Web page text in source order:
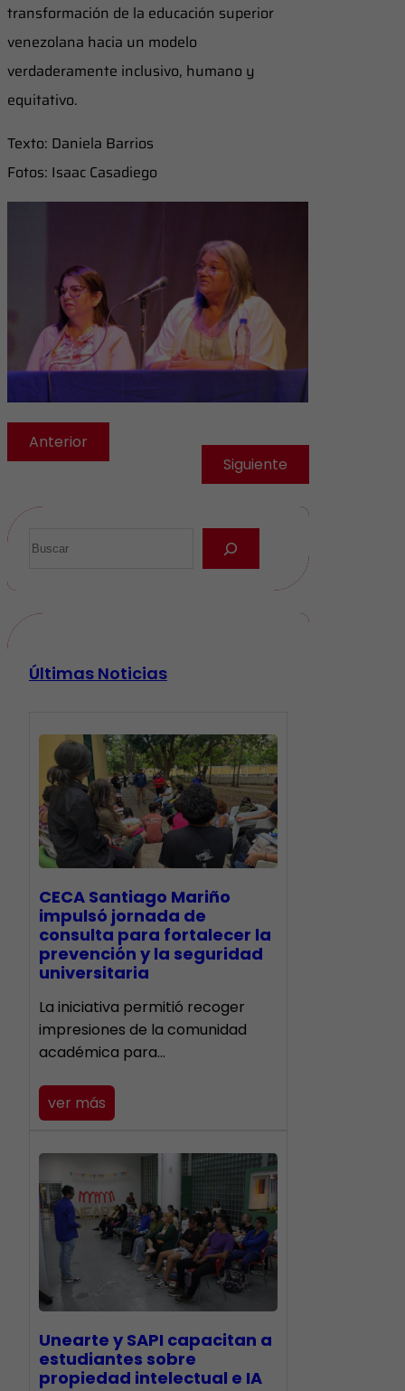
transformación de la educación superior
venezolana hacia un modelo
verdaderamente inclusivo, humano y
equitativo.
Texto: Daniela Barrios
Fotos: Isaac Casadiego
Anterior
Siguiente
Últimas Noticias
CECA Santiago Mariño
impulsó jornada de
consulta para fortalecer la
prevención y la seguridad
universitaria
La iniciativa permitió recoger
impresiones de la comunidad
académica para…
ver más
Unearte y SAPI capacitan a
estudiantes sobre
propiedad intelectual e IA